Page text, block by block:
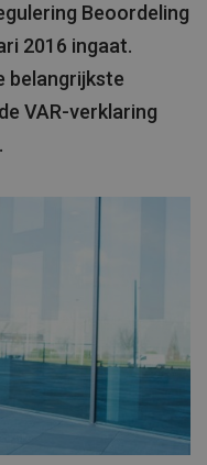
Beoordeling
2016 ingaat.
belangrijkste
VAR-verklaring